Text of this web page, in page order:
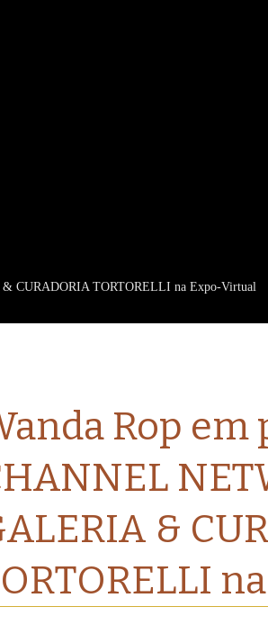
CURADORIA TORTORELLI na Expo-Virtual
Rop em
&